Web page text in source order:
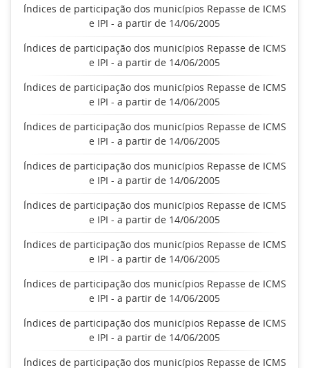
Índices de participação dos municípios Repasse de ICMS
e IPI - a partir de 14/06/2005
Índices de participação dos municípios Repasse de ICMS
e IPI - a partir de 14/06/2005
Índices de participação dos municípios Repasse de ICMS
e IPI - a partir de 14/06/2005
Índices de participação dos municípios Repasse de ICMS
e IPI - a partir de 14/06/2005
Índices de participação dos municípios Repasse de ICMS
e IPI - a partir de 14/06/2005
Índices de participação dos municípios Repasse de ICMS
e IPI - a partir de 14/06/2005
Índices de participação dos municípios Repasse de ICMS
e IPI - a partir de 14/06/2005
Índices de participação dos municípios Repasse de ICMS
e IPI - a partir de 14/06/2005
Índices de participação dos municípios Repasse de ICMS
e IPI - a partir de 14/06/2005
Índices de participação dos municípios Repasse de ICMS